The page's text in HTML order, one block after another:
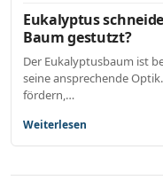
Eukalyptus
Baum gestutzt?
Der Eukalyptusbaum ist
seine ansprechende
fördern,…
Weiterlesen